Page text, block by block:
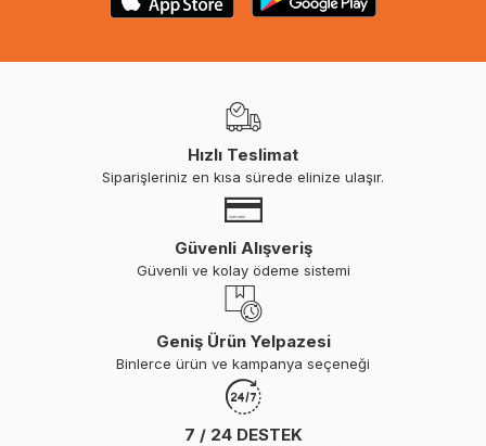
Hızlı Teslimat
Siparişleriniz en kısa sürede elinize ulaşır.
Güvenli Alışveriş
Güvenli ve kolay ödeme sistemi
Geniş Ürün Yelpazesi
Binlerce ürün ve kampanya seçeneği
7 / 24 DESTEK